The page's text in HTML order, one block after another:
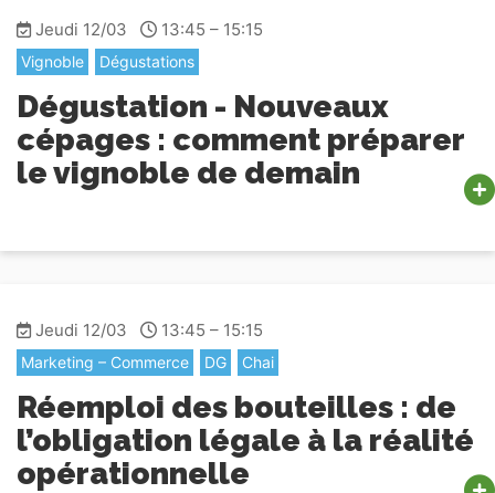
Jeudi 12/03 13:45 – 15:15
Vignoble Dégustations
Dégustation - Nouveaux
cépages : comment préparer
le vignoble de demain
Jeudi 12/03 13:45 – 15:15
Marketing – Commerce DG Chai
Réemploi des bouteilles : de
l’obligation légale à la réalité
opérationnelle